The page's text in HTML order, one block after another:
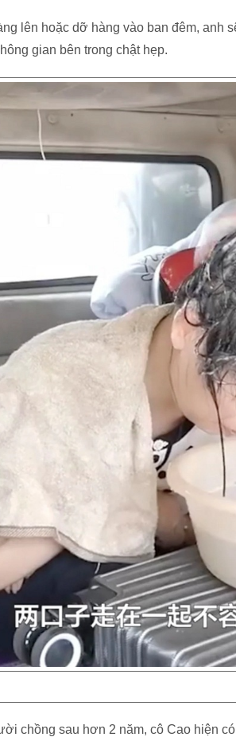
lên hoặc dỡ hàng vào ban đêm, anh
gian bên trong chật hẹp.
chồng sau hơn 2 năm, cô Cao hiện